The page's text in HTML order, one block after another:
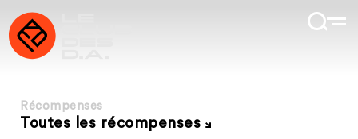
Récompenses
Toutes les récompenses